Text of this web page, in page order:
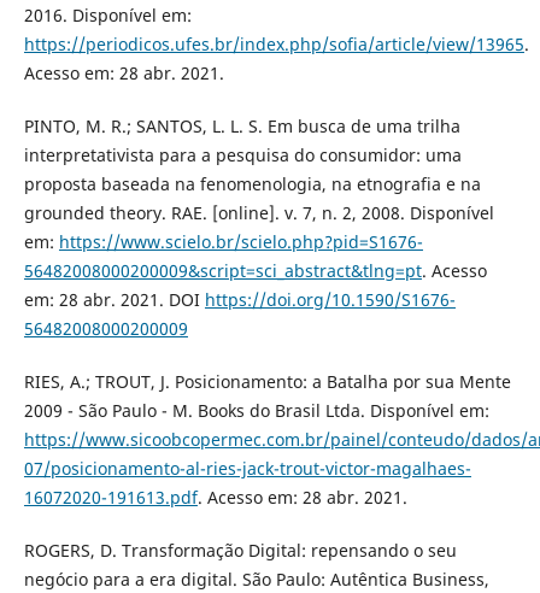
2016. Disponível em:
https://periodicos.ufes.br/index.php/sofia/article/view/13965.
Acesso em: 28 abr. 2021.
PINTO, M. R.; SANTOS, L. L. S. Em busca de uma trilha
interpretativista para a pesquisa do consumidor: uma
proposta baseada na fenomenologia, na etnografia e na
grounded theory. RAE. [online]. v. 7, n. 2, 2008. Disponível
em: https://www.scielo.br/scielo.php?pid=S1676-
56482008000200009&script=sci_abstract&tlng=pt. Acesso
em: 28 abr. 2021. DOI https://doi.org/10.1590/S1676-
56482008000200009
RIES, A.; TROUT, J. Posicionamento: a Batalha por sua Mente
2009 - São Paulo - M. Books do Brasil Ltda. Disponível em:
https://www.sicoobcopermec.com.br/painel/conteudo/dados/
07/posicionamento-al-ries-jack-trout-victor-magalhaes-
16072020-191613.pdf. Acesso em: 28 abr. 2021.
ROGERS, D. Transformação Digital: repensando o seu
negócio para a era digital. São Paulo: Autêntica Business,